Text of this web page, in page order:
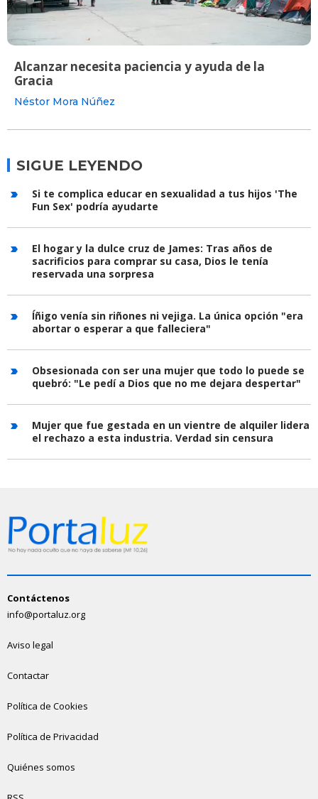
Alcanzar necesita paciencia y ayuda de la
Gracia
Néstor Mora Núñez
SIGUE LEYENDO
Si te complica educar en sexualidad a tus hijos 'The
Fun Sex' podría ayudarte
El hogar y la dulce cruz de James: Tras años de
sacrificios para comprar su casa, Dios le tenía
reservada una sorpresa
Íñigo venía sin riñones ni vejiga. La única opción "era
abortar o esperar a que falleciera"
Obsesionada con ser una mujer que todo lo puede se
quebró: "Le pedí a Dios que no me dejara despertar"
Mujer que fue gestada en un vientre de alquiler lidera
el rechazo a esta industria. Verdad sin censura
Contáctenos
info@portaluz.org
Aviso legal
Contactar
Política de Cookies
Política de Privacidad
Quiénes somos